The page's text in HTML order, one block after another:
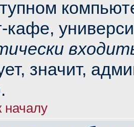
кафе,
значит,
началу